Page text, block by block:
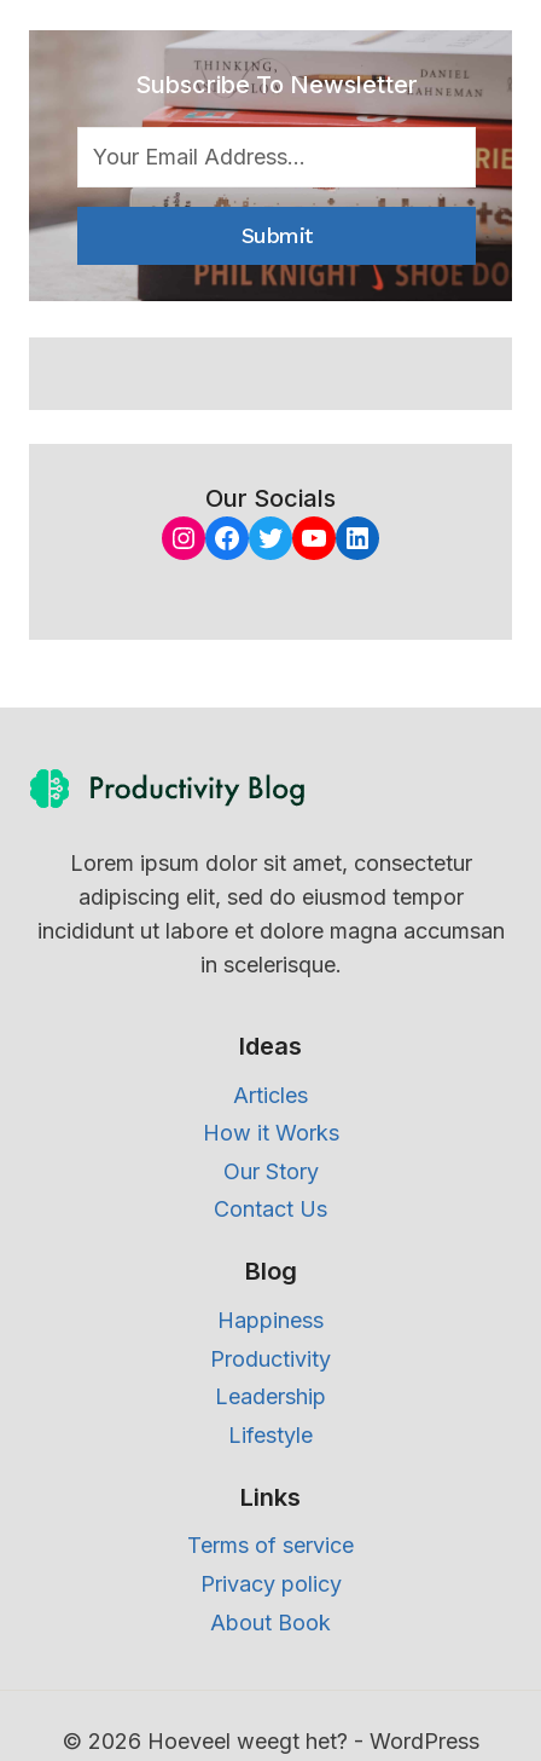
Subscribe To Newsletter
Submit
Our Socials
Instagram
Facebook
Twitter
YouTube
LinkedIn
Lorem ipsum dolor sit amet, consectetur
adipiscing elit, sed do eiusmod tempor
incididunt ut labore et dolore magna accumsan
in scelerisque.
Ideas
Articles
How it Works
Our Story
Contact Us
Blog
Happiness
Productivity
Leadership
Lifestyle
Links
Terms of service
Privacy policy
About Book
© 2026 Hoeveel weegt het? - WordPress